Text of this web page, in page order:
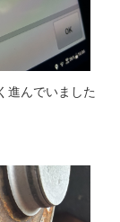
進んでいました